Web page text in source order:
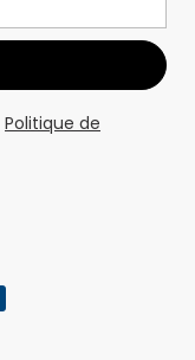
Politique de